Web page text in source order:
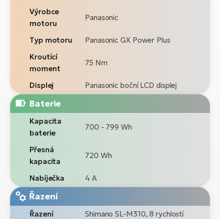
Výrobce
motoru
Panasonic
Typ motoru
Panasonic GX Power Plus
Kroutící
moment
75 Nm
Displej Panasonic boční LCD displej
Baterie
Kapacita
baterie
700 - 799 Wh
Přesná
kapacita
720 Wh
Nabíječka 4 A
Řazení
Řazení Shimano SL-M310, 8 rychlostí